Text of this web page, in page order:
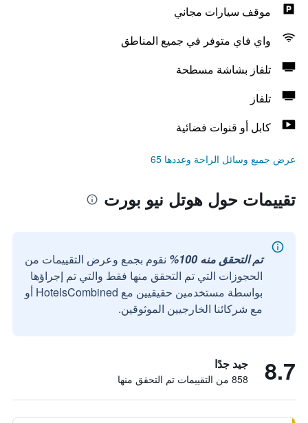
موقف سيارات مجاني
واي فاي متوفر في جميع المناطق
تلفاز بشاشة مسطحة
تلفاز
كابل أو قنوات فضائية
عرض جميع وسائل الراحة وعددها 65
تقييمات حول هوتل نيو بورت
تم التحقق منه 100%
نقوم بجمع وعرض التقييمات من
الحجوزات التي تم التحقق منها فقط والتي تم إجراؤها
بواسطة مستخدمين حقيقيين مع HotelsCombined أو
مع شركائنا الخارجيين الموثوقين.
8.7 جيد جدًا
858 من التقييمات تم التحقق منها